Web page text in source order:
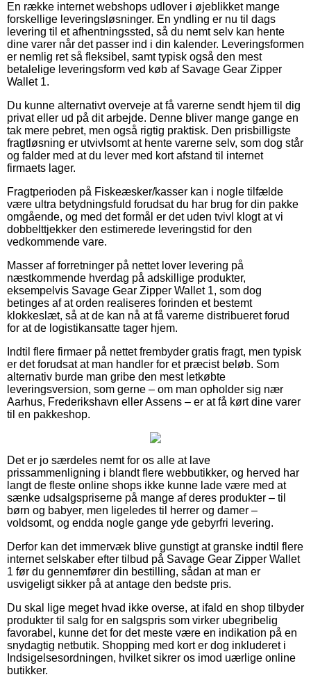
En række internet webshops udlover i øjeblikket mange
forskellige leveringsløsninger. En yndling er nu til dags
levering til et afhentningssted, så du nemt selv kan hente
dine varer når det passer ind i din kalender. Leveringsformen
er nemlig ret så fleksibel, samt typisk også den mest
betalelige leveringsform ved køb af Savage Gear Zipper
Wallet 1.
Du kunne alternativt overveje at få varerne sendt hjem til dig
privat eller ud på dit arbejde. Denne bliver mange gange en
tak mere pebret, men også rigtig praktisk. Den prisbilligste
fragtløsning er utvivlsomt at hente varerne selv, som dog står
og falder med at du lever med kort afstand til internet
firmaets lager.
Fragtperioden på Fiskeæsker/kasser kan i nogle tilfælde
være ultra betydningsfuld forudsat du har brug for din pakke
omgående, og med det formål er det uden tvivl klogt at vi
dobbelttjekker den estimerede leveringstid for den
vedkommende vare.
Masser af forretninger på nettet lover levering på
næstkommende hverdag på adskillige produkter,
eksempelvis Savage Gear Zipper Wallet 1, som dog
betinges af at orden realiseres forinden et bestemt
klokkeslæt, så at de kan nå at få varerne distribueret forud
for at de logistikansatte tager hjem.
Indtil flere firmaer på nettet frembyder gratis fragt, men typisk
er det forudsat at man handler for et præcist beløb. Som
alternativ burde man gribe den mest letkøbte
leveringsversion, som gerne – om man opholder sig nær
Aarhus, Frederikshavn eller Assens – er at få kørt dine varer
til en pakkeshop.
Det er jo særdeles nemt for os alle at lave
prissammenligning i blandt flere webbutikker, og herved har
langt de fleste online shops ikke kunne lade være med at
sænke udsalgspriserne på mange af deres produkter – til
børn og babyer, men ligeledes til herrer og damer –
voldsomt, og endda nogle gange yde gebyrfri levering.
Derfor kan det immervæk blive gunstigt at granske indtil flere
internet selskaber efter tilbud på Savage Gear Zipper Wallet
1 før du gennemfører din bestilling, sådan at man er
usvigeligt sikker på at antage den bedste pris.
Du skal lige meget hvad ikke overse, at ifald en shop tilbyder
produkter til salg for en salgspris som virker ubegribelig
favorabel, kunne det for det meste være en indikation på en
snydagtig netbutik. Shopping med kort er dog inkluderet i
Indsigelsesordningen, hvilket sikrer os imod uærlige online
butikker.